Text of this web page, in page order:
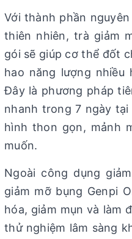
Với thành phần
thiên nhiên, trà giảm
gói sẽ giúp cơ thể đốt
hao năng lượng nhiều
Đây là phương pháp
nhanh trong 7 ngày
hình thon gọn, mảnh
muốn.
Ngoài công dụng
giảm mỡ bụng Genpi
hóa, giảm mụn và làm
thử nghiệm lâm sàng